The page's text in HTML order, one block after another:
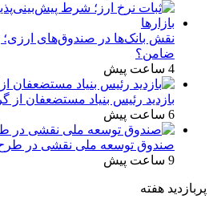
نقش بانک‌ها در صندوق‌های ارزی؛
ضامن؟
4 ساعت پیش
بازدید رئیس بنیاد مستضعفان از
6 ساعت پیش
صندوق توسعه ملی نقشی در طرح
9 ساعت پیش
پربازدید هفته